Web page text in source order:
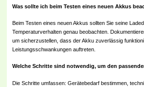
Was sollte ich beim Testen eines neuen Akkus
Beim Testen eines neuen Akkus sollten Sie seine
Temperaturverhalten genau beobachten.
um sicherzustellen, dass der Akku zuverlässig
Leistungsschwankungen auftreten.
Welche Schritte sind notwendig, um den
Die Schritte umfassen: Gerätebedarf bestimmen,